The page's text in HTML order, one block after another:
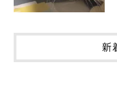
猫のなかには、キャッ
ンスの上などに登って
新